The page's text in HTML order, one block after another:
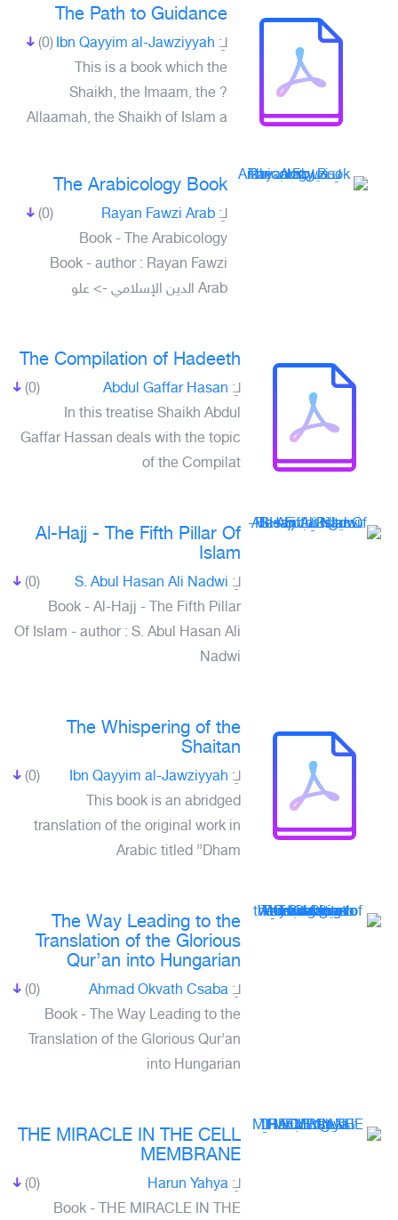
The Path to Guidance
(0) لـِ: Ibn Qayyim al-Jawziyyah
This is a book which the
Shaikh, the Imaam, the ?
Allaamah, the Shaikh of Islam a
The Arabicology Book
(0) لـِ: Rayan Fawzi Arab
Book - The Arabicology
Book - author : Rayan Fawzi
Arab الدين الإسلامي -> علو
The Compilation of Hadeeth
(0) لـِ: Abdul Gaffar Hasan
In this treatise Shaikh Abdul
Gaffar Hassan deals with the topic
of the Compilat
Al-Hajj - The Fifth Pillar Of
Islam
(0) لـِ: S. Abul Hasan Ali Nadwi
Book - Al-Hajj - The Fifth Pillar
Of Islam - author : S. Abul Hasan Ali
Nadwi
The Whispering of the
Shaitan
(0) لـِ: Ibn Qayyim al-Jawziyyah
This book is an abridged
translation of the original work in
Arabic titled ”Dham
The Way Leading to the
Translation of the Glorious
Qur’an into Hungarian
(0) لـِ: Ahmad Okvath Csaba
Book - The Way Leading to the
Translation of the Glorious Qur’an
into Hungarian
THE MIRACLE IN THE CELL
MEMBRANE
(0) لـِ: Harun Yahya
Book - THE MIRACLE IN THE